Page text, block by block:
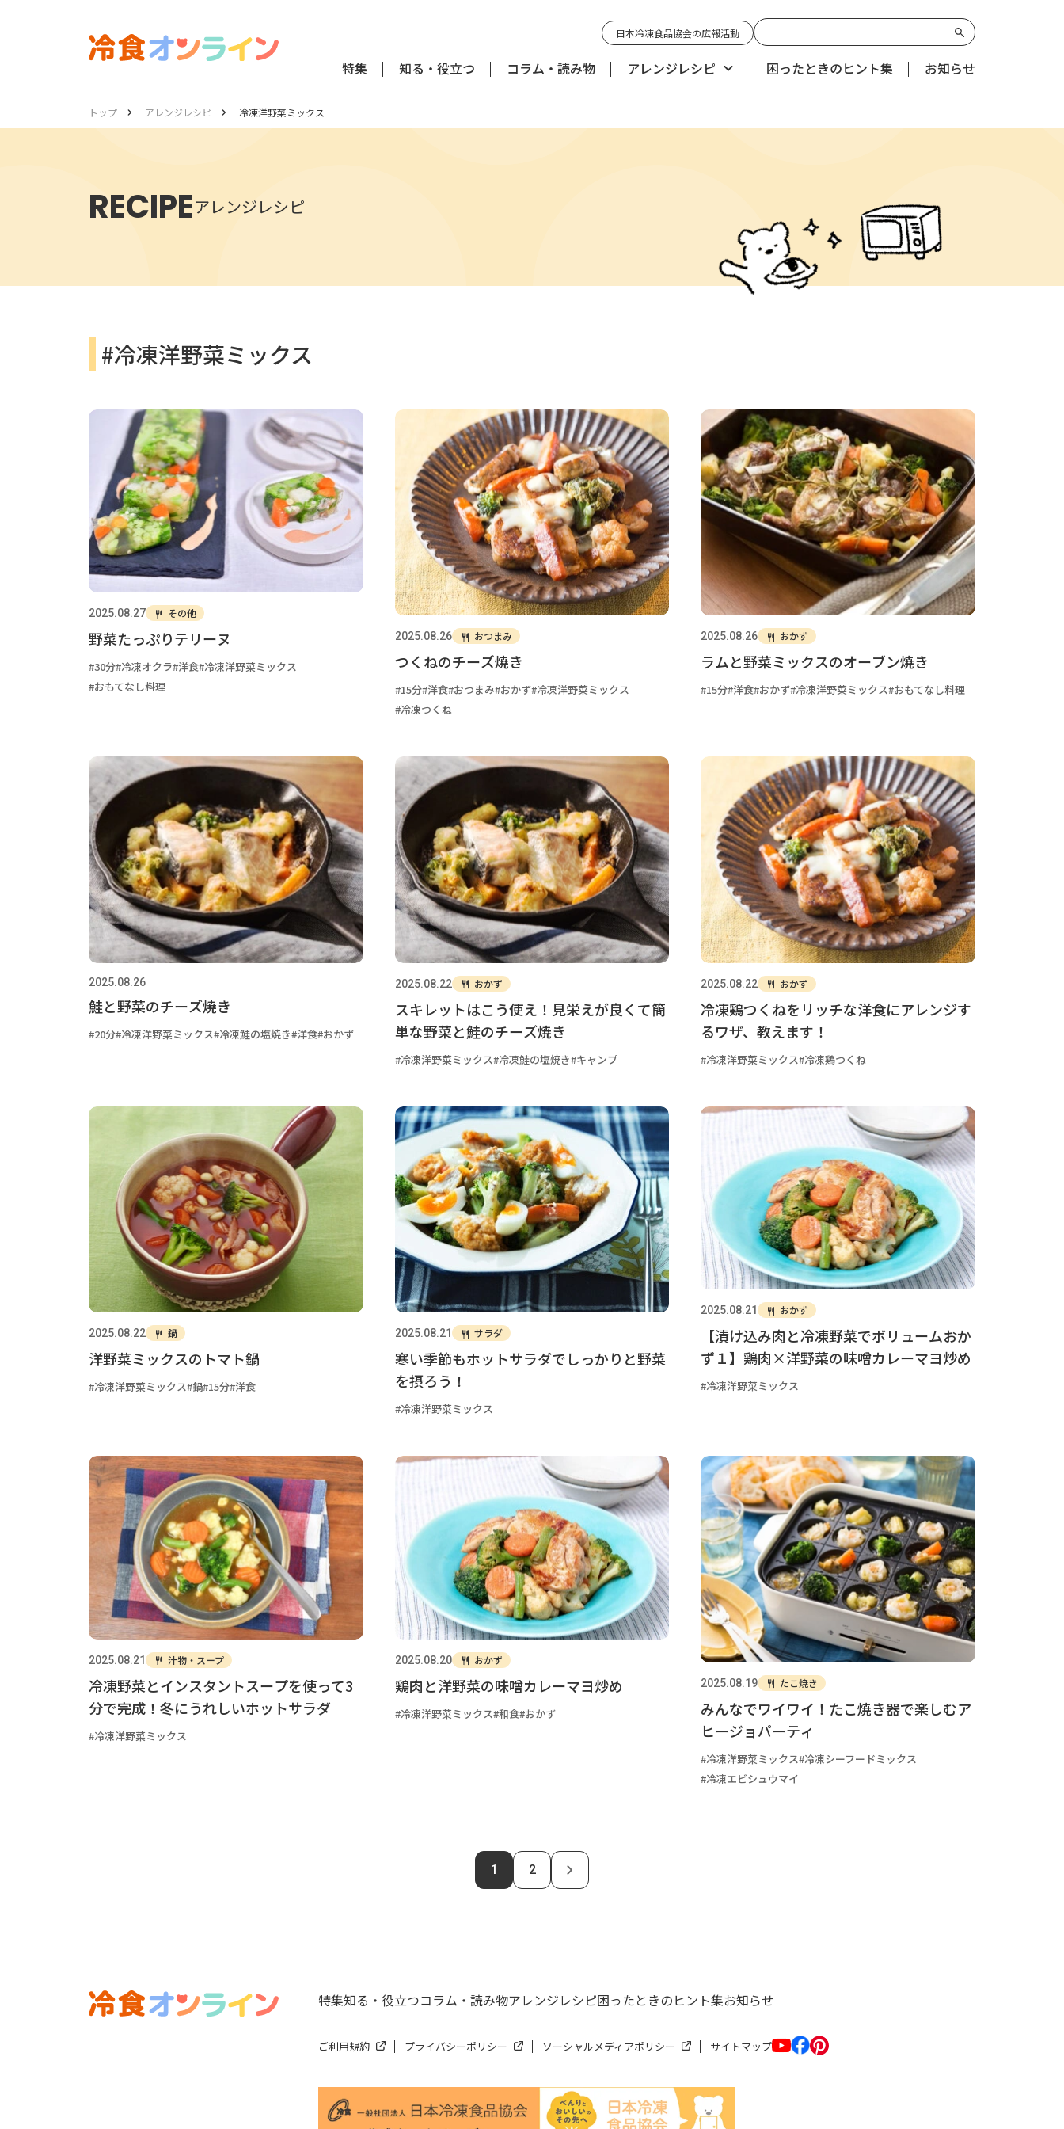
日本冷凍食品協会の広報活動
特集 知る・役立つ コラム・読み物 アレンジレシピ 困ったときのヒント集 お知らせ
トップ アレンジレシピ 冷凍洋野菜ミックス
RECIPEアレンジレシピ
#冷凍洋野菜ミックス
2025.08.27 その他
野菜たっぷりテリーヌ
30分 冷凍オクラ 洋食 冷凍洋野菜ミックス
おもてなし料理
2025.08.26 おつまみ
つくねのチーズ焼き
15分 洋食 おつまみ おかず 冷凍洋野菜ミックス
冷凍つくね
2025.08.26 おかず
ラムと野菜ミックスのオーブン焼き
15分 洋食 おかず 冷凍洋野菜ミックス おもてなし料理
2025.08.26
鮭と野菜のチーズ焼き
20分 冷凍洋野菜ミックス 冷凍鮭の塩焼き 洋食 おかず
2025.08.22 おかず
スキレットはこう使え！見栄えが良くて簡
単な野菜と鮭のチーズ焼き
冷凍洋野菜ミックス 冷凍鮭の塩焼き キャンプ
2025.08.22 おかず
冷凍鶏つくねをリッチな洋食にアレンジす
るワザ、教えます！
冷凍洋野菜ミックス 冷凍鶏つくね
2025.08.22 鍋
洋野菜ミックスのトマト鍋
冷凍洋野菜ミックス 鍋 15分 洋食
2025.08.21 サラダ
寒い季節もホットサラダでしっかりと野菜
を摂ろう！
冷凍洋野菜ミックス
2025.08.21 おかず
【漬け込み肉と冷凍野菜でボリュームおか
ず１】鶏肉×洋野菜の味噌カレーマヨ炒め
冷凍洋野菜ミックス
2025.08.21 汁物・スープ
冷凍野菜とインスタントスープを使って3
分で完成！冬にうれしいホットサラダ
冷凍洋野菜ミックス
2025.08.20 おかず
鶏肉と洋野菜の味噌カレーマヨ炒め
冷凍洋野菜ミックス 和食 おかず
2025.08.19 たこ焼き
みんなでワイワイ！たこ焼き器で楽しむア
ヒージョパーティ
冷凍洋野菜ミックス 冷凍シーフードミックス
冷凍エビシュウマイ
1 2
特集知る・役立つコラム・読み物アレンジレシピ困ったときのヒント集お知らせ
ご利用規約 プライバシーポリシー ソーシャルメディアポリシー サイトマップ